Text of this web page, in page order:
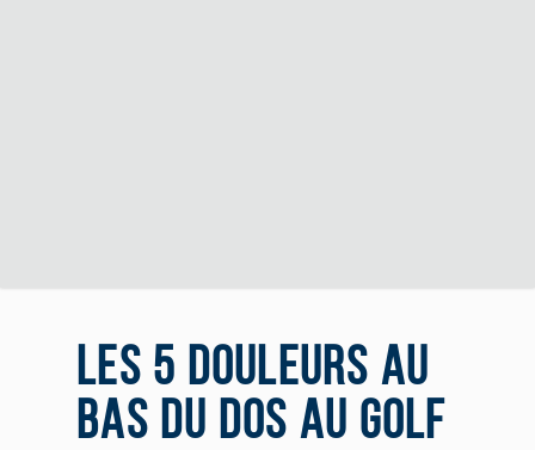
LES 5 DOULEURS AU
BAS DU DOS AU GOLF